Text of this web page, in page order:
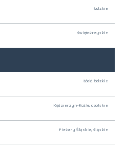
łódzkie
świętokrzyskie
Łódź, łódzkie
Kędzierzyn-Koźle, opolskie
Piekary Śląskie, śląskie